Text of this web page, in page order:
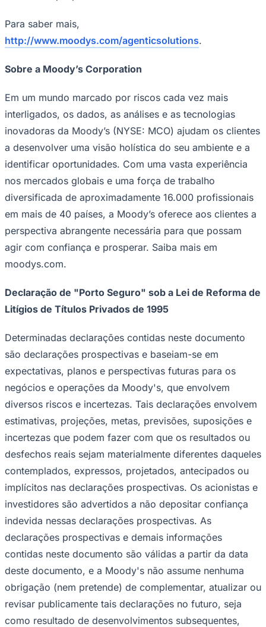
Palmeiras
Para saber mais,
http://www.moodys.com/agenticsolutions.
Sobre a Moody’s Corporation
Em um mundo marcado por riscos cada vez mais
interligados, os dados, as análises e as tecnologias
inovadoras da Moody’s (NYSE: MCO) ajudam os clientes
a desenvolver uma visão holística do seu ambiente e a
identificar oportunidades. Com uma vasta experiência
nos mercados globais e uma força de trabalho
diversificada de aproximadamente 16.000 profissionais
em mais de 40 países, a Moody’s oferece aos clientes a
perspectiva abrangente necessária para que possam
agir com confiança e prosperar. Saiba mais em
moodys.com.
Declaração de "Porto Seguro" sob a Lei de Reforma de
Litígios de Títulos Privados de 1995
Determinadas declarações contidas neste documento
são declarações prospectivas e baseiam-se em
expectativas, planos e perspectivas futuras para os
negócios e operações da Moody's, que envolvem
diversos riscos e incertezas. Tais declarações envolvem
estimativas, projeções, metas, previsões, suposições e
incertezas que podem fazer com que os resultados ou
desfechos reais sejam materialmente diferentes daqueles
contemplados, expressos, projetados, antecipados ou
implícitos nas declarações prospectivas. Os acionistas e
investidores são advertidos a não depositar confiança
indevida nessas declarações prospectivas. As
declarações prospectivas e demais informações
contidas neste documento são válidas a partir da data
deste documento, e a Moody's não assume nenhuma
obrigação (nem pretende) de complementar, atualizar ou
revisar publicamente tais declarações no futuro, seja
como resultado de desenvolvimentos subsequentes,